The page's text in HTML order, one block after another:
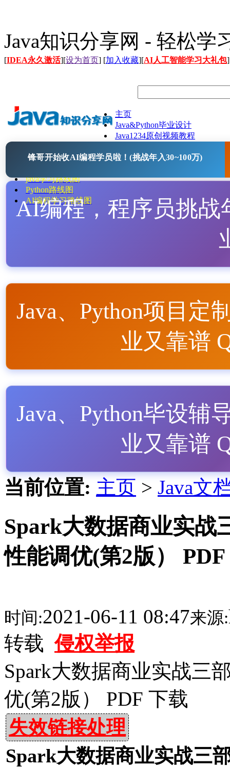
Java知识分享网 - 轻松学
[IDEA永久激活][设为首页] [加入收藏][AI人工智能学习大礼包]
主页
Java&Python毕业设计
Java1234原创视频教程
Java开源项目
java学习路线图
Python路线图
AI编程学习路线图
锋哥开始收AI编程学员啦！(挑战年入30~100万)
AI编程，程序员挑战
Java、Python项目定
业又靠谱
Java、Python毕设辅
业又靠谱
当前位置: 主页 > Java文
Spark大数据商业实战
性能调优(第2版）
时间:2021-06-11 08:47来源:
转载侵权举报
Spark大数据商业实战三
优(第2版） PDF 下载
失效链接处理
Spark大数据商业实战三